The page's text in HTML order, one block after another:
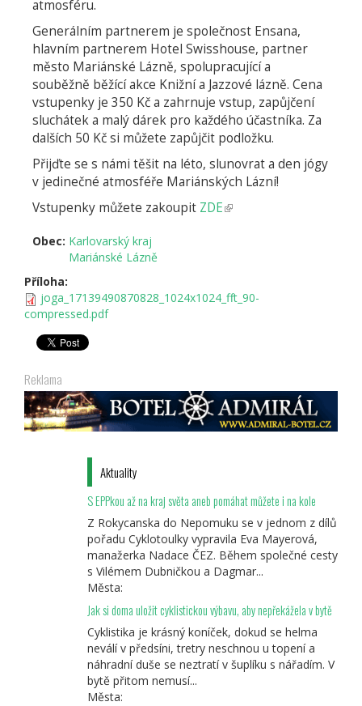
atmosféru.
Generálním partnerem je společnost Ensana,
hlavním partnerem Hotel Swisshouse, partner
město Mariánské Lázně, spolupracující a
souběžně běžící akce Knižní a Jazzové lázně. Cena
vstupenky je 350 Kč a zahrnuje vstup, zapůjčení
sluchátek a malý dárek pro každého účastníka. Za
dalších 50 Kč si můžete zapůjčit podložku.
Přijďte se s námi těšit na léto, slunovrat a den jógy
v jedinečné atmosféře Mariánských Lázní!
Vstupenky můžete zakoupit ZDE(odkaz
Obec: Karlovarský kraj
Mariánské Lázně
Příloha:
joga_17139490870828_1024x1024_fft_90-
compressed.pdf
Reklama
Aktuality
S EPPkou až na kraj světa aneb pomáhat můžete i na kole
Z Rokycanska do Nepomuku se v jednom z dílů
pořadu Cyklotoulky vypravila Eva Mayerová,
manažerka Nadace ČEZ. Během společné cesty
s Vilémem Dubničkou a Dagmar...
Města:
Jak si doma uložit cyklistickou výbavu, aby nepřekážela v bytě
Cyklistika je krásný koníček, dokud se helma
neválí v předsíni, tretry neschnou u topení a
náhradní duše se neztratí v šuplíku s nářadím. V
bytě přitom nemusí...
Města: